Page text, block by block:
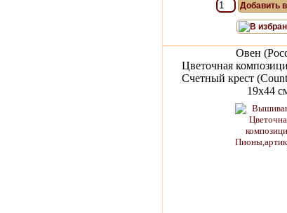
Добавить
В
Овен
Цветочная
Счетный крест
19х44